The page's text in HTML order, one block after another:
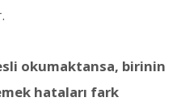
okumaktansa, birinin
hataları fark